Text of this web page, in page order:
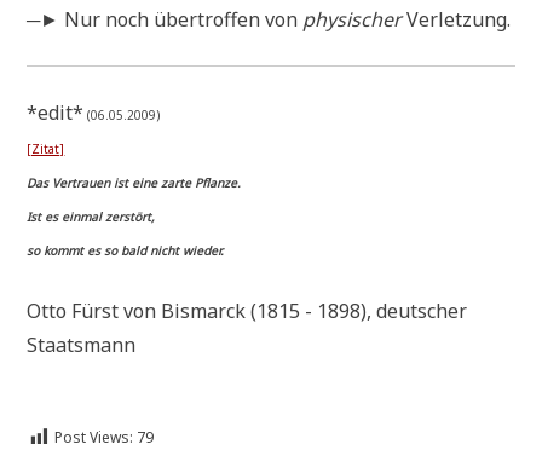
─► Nur noch über­trof­fen von phy­si­scherVerletzung.
*edit* (06.05.2009)
[Zitat]
Das Ver­trau­en ist eine zar­te Pflanze.
Ist es ein­mal zerstört,
so kommt es so bald nicht wieder.
Otto Fürst von Bis­marck (1815 - 1898), deut­scher
Staatsmann
Post Views: 79